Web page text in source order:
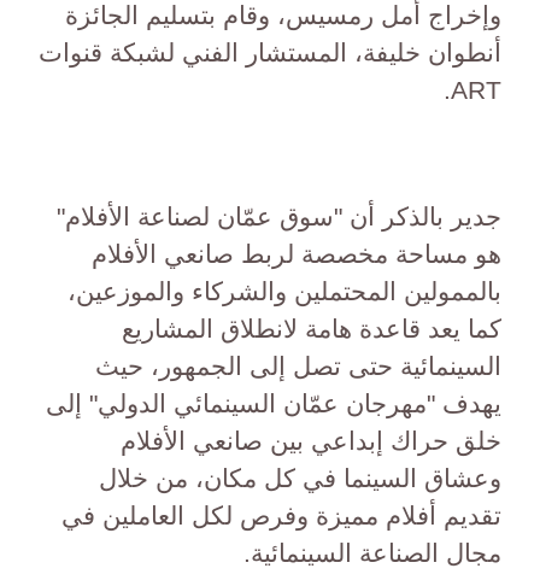
وإخراج أمل رمسيس، وقام بتسليم الجائزة
أنطوان خليفة، المستشار الفني لشبكة قنوات
ART.
جدير بالذكر أن "سوق عمّان لصناعة الأفلام"
هو مساحة مخصصة لربط صانعي الأفلام
بالممولين المحتملين والشركاء والموزعين،
كما يعد قاعدة هامة لانطلاق المشاريع
السينمائية حتى تصل إلى الجمهور، حيث
يهدف "مهرجان عمّان السينمائي الدولي" إلى
خلق حراك إبداعي بين صانعي الأفلام
وعشاق السينما في كل مكان، من خلال
تقديم أفلام مميزة وفرص لكل العاملين في
مجال الصناعة السينمائية.